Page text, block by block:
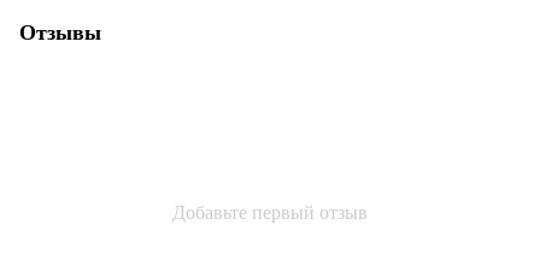
Отзывы
Добавьте первый отзыв